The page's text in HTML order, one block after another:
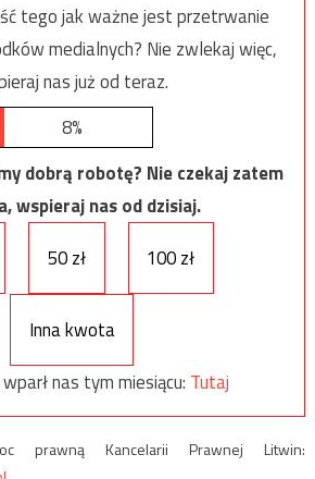
tego jak ważne jest przetrwanie
medialnych? Nie zwlekaj więc,
nas już od teraz.
8%
dobrą robotę? Nie czekaj zatem
wspieraj nas od dzisiaj.
50 zł 100 zł
Inna kwota
nas tym miesiącu: Tutaj
prawną Kancelarii Prawnej Litwin: